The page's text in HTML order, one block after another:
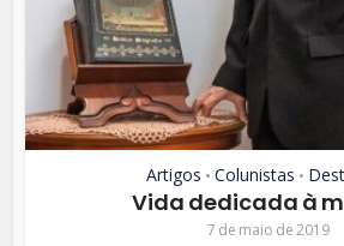
Artigos • Colunistas •
Vida dedicada à
7 de maio de 2019